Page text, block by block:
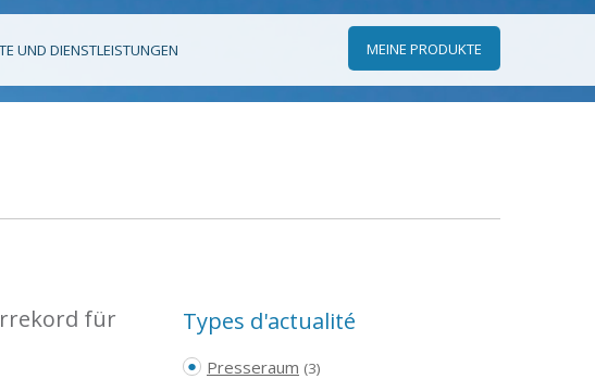
UND DIENSTLEISTUNGEN MEINE PRODUKTE
für
Types d'actualité
Presseraum (3)